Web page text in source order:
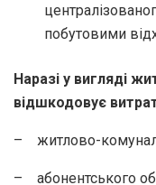
побутовими
Наразі у вигляді
відшкодовує
– житлово-
– абонентського